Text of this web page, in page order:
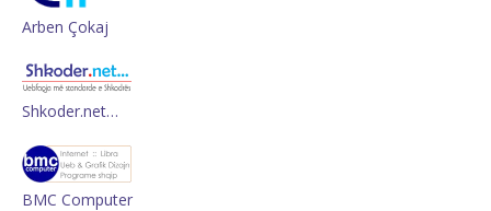
Arben Çokaj
Shkoder.net…
BMC Computer